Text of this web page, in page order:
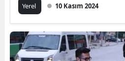
Yerel 10 Kasım 2024